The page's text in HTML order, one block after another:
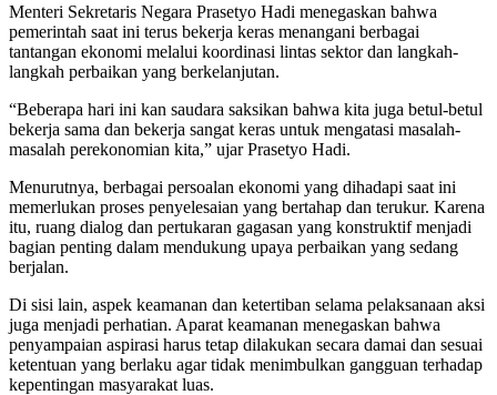
Menteri Sekretaris Negara Prasetyo Hadi menegaskan bahwa
pemerintah saat ini terus bekerja keras menangani berbagai
tantangan ekonomi melalui koordinasi lintas sektor dan langkah-
langkah perbaikan yang berkelanjutan.
“Beberapa hari ini kan saudara saksikan bahwa kita juga betul-betul
bekerja sama dan bekerja sangat keras untuk mengatasi masalah-
masalah perekonomian kita,” ujar Prasetyo Hadi.
Menurutnya, berbagai persoalan ekonomi yang dihadapi saat ini
memerlukan proses penyelesaian yang bertahap dan terukur. Karena
itu, ruang dialog dan pertukaran gagasan yang konstruktif menjadi
bagian penting dalam mendukung upaya perbaikan yang sedang
berjalan.
Di sisi lain, aspek keamanan dan ketertiban selama pelaksanaan aksi
juga menjadi perhatian. Aparat keamanan menegaskan bahwa
penyampaian aspirasi harus tetap dilakukan secara damai dan sesuai
ketentuan yang berlaku agar tidak menimbulkan gangguan terhadap
kepentingan masyarakat luas.